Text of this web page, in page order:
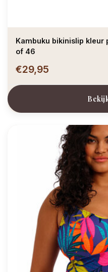
Kambuku bikinislip
of 46
€29,95